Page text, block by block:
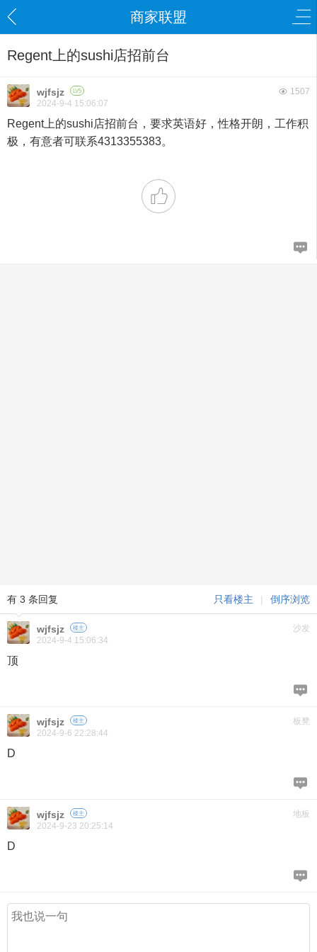
商家联盟
Regent上的sushi店招前台
1507
wjfsjz LV5
2024-9-4 15:06:07
Regent上的sushi店招前台，要求英语好，性格开朗，工作积
极，有意者可联系4313355383。
只看楼主 | 倒序浏览
有 3 条回复
沙发
wjfsjz 楼主
2024-9-4 15:06:34
顶
板凳
wjfsjz 楼主
2024-9-6 22:28:44
D
地板
wjfsjz 楼主
2024-9-23 20:25:14
D